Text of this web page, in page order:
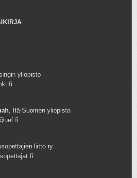
yliopisto
, Itä-Suomen yliopisto
liitto ry